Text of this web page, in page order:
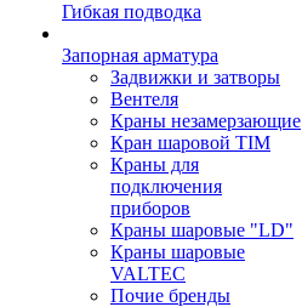
Гибкая подводка
Запорная арматура
Задвижки и затворы
Вентеля
Краны незамерзающие
Кран шаровой TIM
Краны для
подключения
приборов
Краны шаровые "LD"
Краны шаровые
VALTEC
Почие бренды